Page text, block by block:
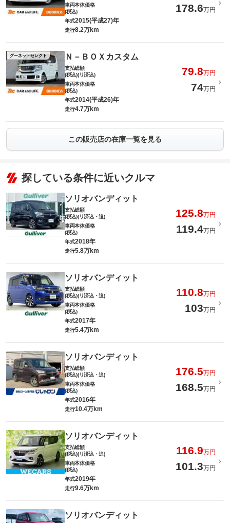
車両本体価格
(税込)
178.6万円
年式2015(平成27)年
走行8.2万km
グーネットセレクト Ｎ－ＢＯＸカスタム
支払総額
(税込)(リ済込)
79.8万円
車両本体価格
(税込)
74万円
年式2014(平成26)年
走行4.7万km
この販売店の在庫一覧を見る
探している条件に近いクルマ
ソリオバンディット
支払総額
(税込)(リ済込・追)
125.8万円
車両本体価格
(税込)
119.4万円
年式2018年
走行5.8万km
ソリオバンディット
支払総額
(税込)(リ済込・追)
110.8万円
車両本体価格
(税込)
103万円
年式2017年
走行5.4万km
ソリオバンディット
支払総額
(税込)(リ済込・追)
176.5万円
車両本体価格
(税込)
168.5万円
年式2016年
走行10.4万km
ソリオバンディット
支払総額
(税込)(リ済込・追)
116.9万円
車両本体価格
(税込)
101.3万円
年式2019年
走行9.6万km
ソリオバンディット